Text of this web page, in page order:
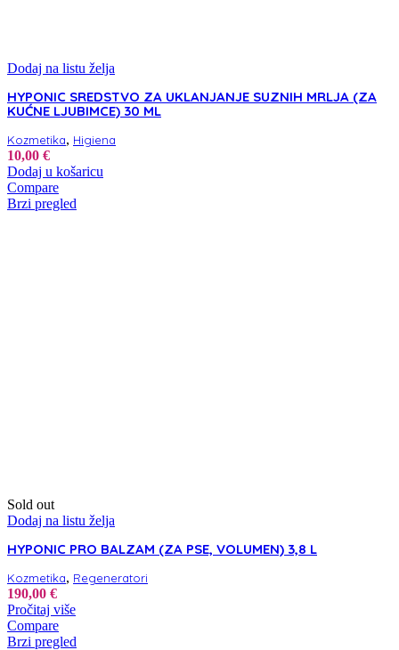
Dodaj na listu želja
HYPONIC SREDSTVO ZA UKLANJANJE SUZNIH MRLJA (ZA
KUĆNE LJUBIMCE) 30 ML
Kozmetika, Higiena
10,00 €
Dodaj u košaricu
Compare
Brzi pregled
Sold out
Dodaj na listu želja
HYPONIC PRO BALZAM (ZA PSE, VOLUMEN) 3,8 L
Kozmetika, Regeneratori
190,00 €
Pročitaj više
Compare
Brzi pregled